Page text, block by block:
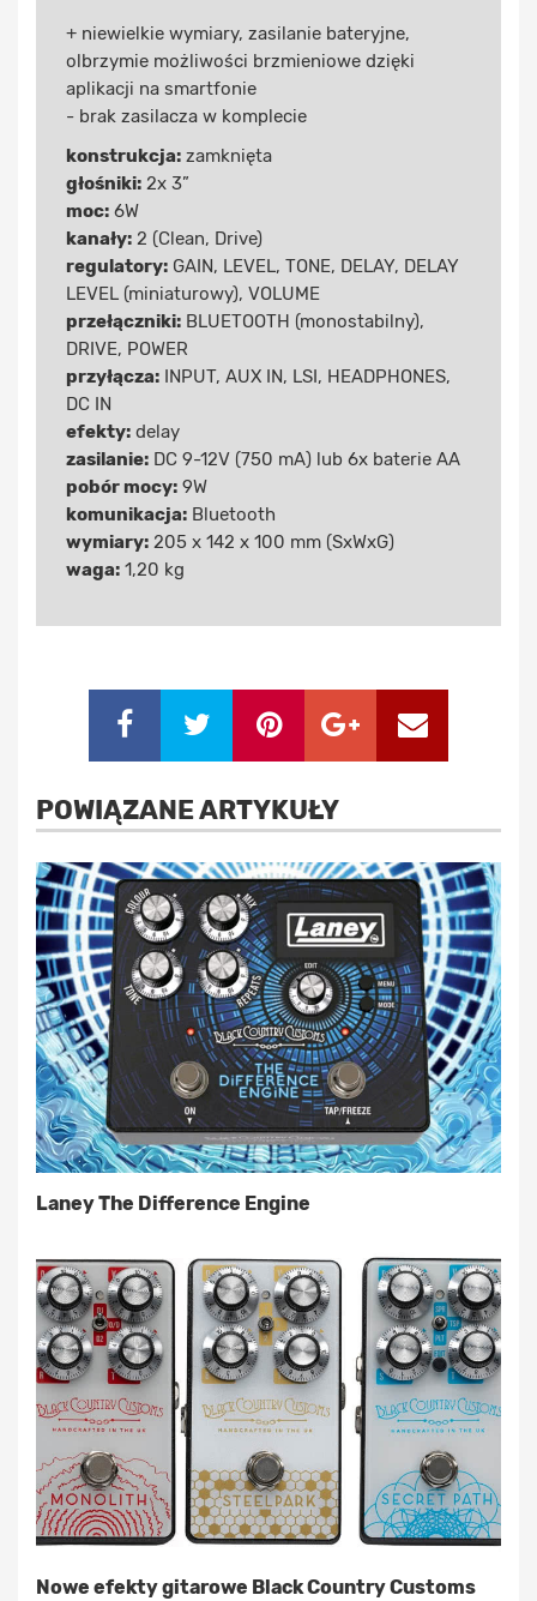
+ niewielkie wymiary, zasilanie bateryjne,
olbrzymie możliwości brzmieniowe dzięki
aplikacji na smartfonie
- brak zasilacza w komplecie
konstrukcja: zamknięta
głośniki: 2x 3”
moc: 6W
kanały: 2 (Clean, Drive)
regulatory: GAIN, LEVEL, TONE, DELAY, DELAY
LEVEL (miniaturowy), VOLUME
przełączniki: BLUETOOTH (monostabilny),
DRIVE, POWER
przyłącza: INPUT, AUX IN, LSI, HEADPHONES,
DC IN
efekty: delay
zasilanie: DC 9-12V (750 mA) lub 6x baterie AA
pobór mocy: 9W
komunikacja: Bluetooth
wymiary: 205 x 142 x 100 mm (SxWxG)
waga: 1,20 kg
POWIĄZANE ARTYKUŁY
Laney The Difference Engine
Nowe efekty gitarowe Black Country Customs